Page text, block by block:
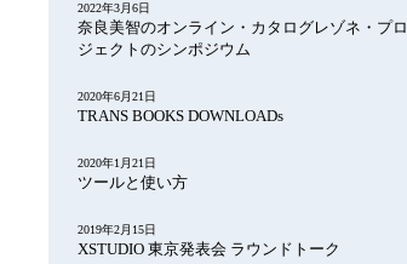
2022年3月6日
奈良美智のオンライン・カタログレゾネ・プロ
ジェクトのシンポジウム
2020年6月21日
TRANS BOOKS DOWNLOADs
2020年1月21日
ツールと使い方
2019年2月15日
XSTUDIO 東京発表会 ラウンドトーク